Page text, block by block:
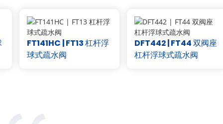
FT141HC | FT13 杠杆浮
球式疏水阀
DFT442 | FT44 双阀座
杠杆浮球式疏水阀